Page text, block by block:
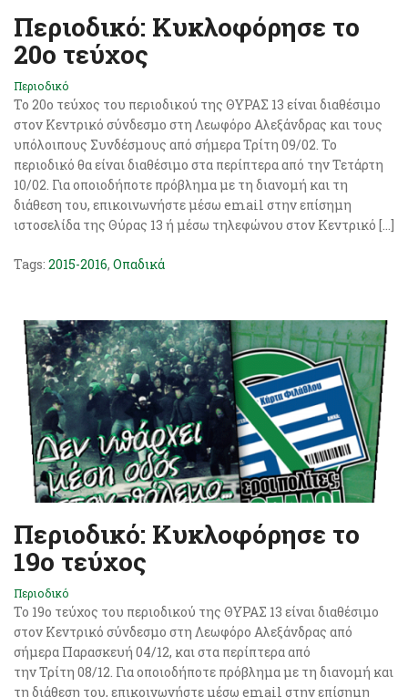
Περιοδικό: Κυκλοφόρησε το
20ο τεύχος
Περιοδικό
Το 20o τεύχος του περιοδικού της ΘΥΡΑΣ 13 είναι διαθέσιμο
στον Κεντρικό σύνδεσμο στη Λεωφόρο Αλεξάνδρας και τους
υπόλοιπους Συνδέσμους από σήμερα Τρίτη 09/02. Το
περιοδικό θα είναι διαθέσιμο στα περίπτερα από την Τετάρτη
10/02. Για οποιοδήποτε πρόβλημα με τη διανομή και τη
διάθεση του, επικοινωνήστε μέσω email στην επίσημη
ιστοσελίδα της Θύρας 13 ή μέσω τηλεφώνου στον Κεντρικό […]
Tags: 2015-2016, Οπαδικά
Περιοδικό: Κυκλοφόρησε το
19ο τεύχος
Περιοδικό
Το 19o τεύχος του περιοδικού της ΘΥΡΑΣ 13 είναι διαθέσιμο
στον Κεντρικό σύνδεσμο στη Λεωφόρο Αλεξάνδρας από
σήμερα Παρασκευή 04/12, και στα περίπτερα από
την Τρίτη 08/12. Για οποιοδήποτε πρόβλημα με τη διανομή και
τη διάθεση του, επικοινωνήστε μέσω email στην επίσημη